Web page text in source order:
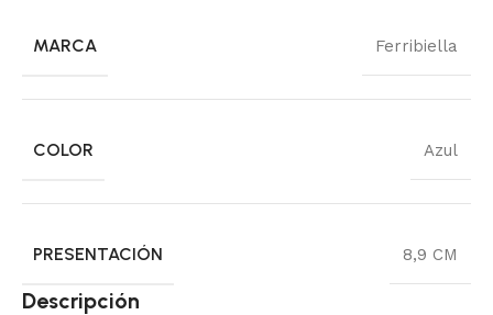
MARCA Ferribiella
COLOR Azul
PRESENTACIÓN 8,9 CM
Descripción